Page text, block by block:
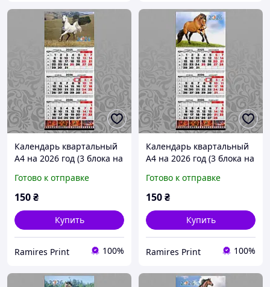
Календарь квартальный
А4 на 2026 год (3 блока на
поле) офсет Конь 013
Готово к отправке
150₴
Купить
Ramires Print 100%
Календарь квартальный
А4 на 2026 год (3 блока на
поле) офсет Конь 014
Готово к отправке
150₴
Купить
Ramires Print 100%